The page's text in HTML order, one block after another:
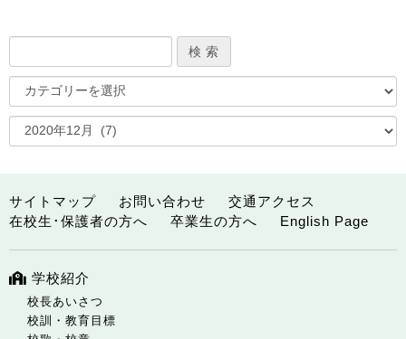
サイトマップ お問い合わせ
交通アクセス
在校生･保護者の方へ
卒業生の方へ English Page
学校紹介
校長あいさつ
校訓・教育目標